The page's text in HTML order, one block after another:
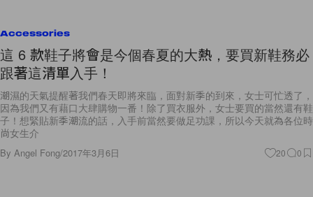
Accessories
這 6 款鞋子將會是今個春夏的大熱，要買新鞋務必
跟著這清單入手！
潮濕的天氣提醒著我們春天即將來臨，面對新季的到來，女士可忙透了，
因為我們又有藉口大肆購物一番！除了買衣服外，女士要買的當然還有鞋
子！想緊貼新季潮流的話，入手前當然要做足功課，所以今天就為各位時
尚女生介
By Angel Fong/2017年3月6日 20 0